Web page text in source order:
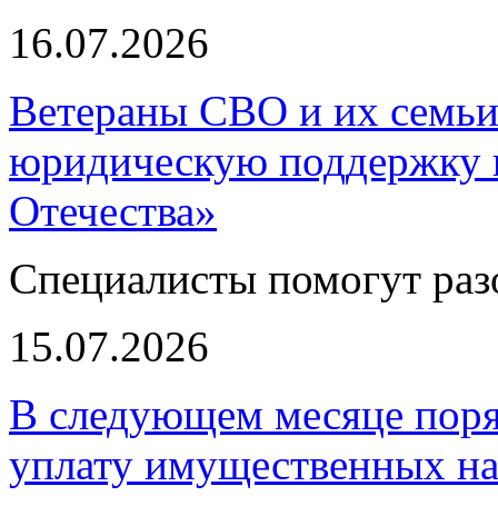
16.07.2026
Ветераны СВО и их
юридическую
Отечества»
Специалисты помогут
15.07.2026
В следующем месяце
уплату имущественных